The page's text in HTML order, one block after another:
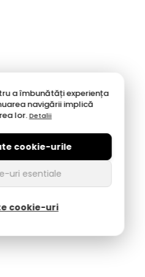
a îmbunătăți experiența
navigării implică
lor.Detalii
cookie-urile
uri esentiale
cookie-uri